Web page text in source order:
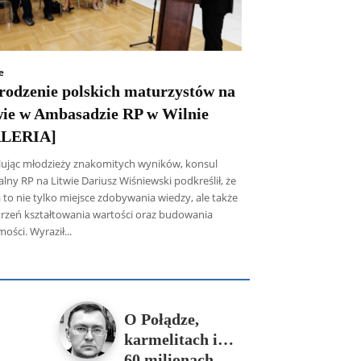
polskich maturzystów na
w Ambasadzie RP w Wilnie
młodzieży znakomitych wyników, konsul
RP na Litwie Dariusz Wiśniewski podkreślił, że
to nie tylko miejsce zdobywania wiedzy, ale także
kształtowania wartości oraz budowania
Wyraził...
SDB Piotr Hlebowicz
O Połądze,
karmelitach i…